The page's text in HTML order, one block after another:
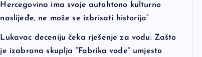
Hercegovina ima svoje autohtono kulturno
naslijeđe, ne može se izbrisati historija“
Lukavac deceniju čeka rješenje za vodu: Zašto
je izabrana skuplja “Fabrika vode” umjesto